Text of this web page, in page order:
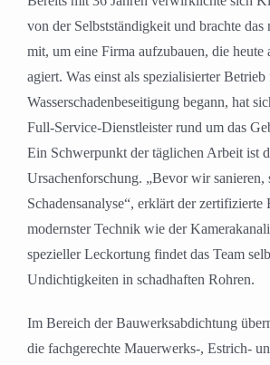
von der Selbstständigkeit und brachte das
mit, um eine Firma aufzubauen, die heute
agiert. Was einst als spezialisierter
Wasserschadenbeseitigung begann, hat
Full-Service-Dienstleister rund um das
Ein Schwerpunkt der täglichen Arbeit ist
Ursachenforschung. „Bevor wir sanieren,
Schadensanalyse“, erklärt der zertifizierte
modernster Technik wie der
spezieller Leckortung findet das Team
Undichtigkeiten in schadhaften Rohren.
Im Bereich der Bauwerksabdichtung
die fachgerechte Mauerwerks-, Estrich-